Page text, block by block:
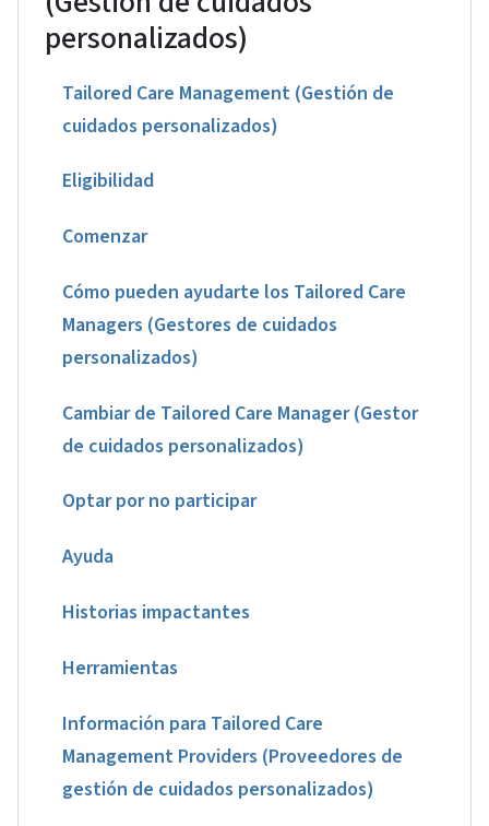
personalizados)
Tailored Care Management (Gestión de
cuidados personalizados)
Eligibilidad
Comenzar
Cómo pueden ayudarte los Tailored Care
Managers (Gestores de cuidados
personalizados)
Cambiar de Tailored Care Manager (Gestor
de cuidados personalizados)
Optar por no participar
Ayuda
Historias impactantes
Herramientas
Información para Tailored Care
Management Providers (Proveedores de
gestión de cuidados personalizados)